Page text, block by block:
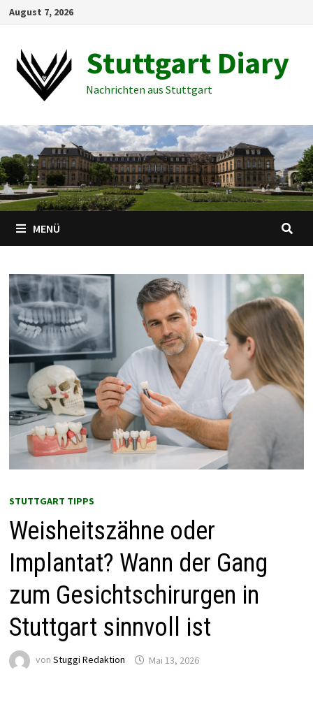
Zum
springen
August 7, 2026
Stuttgart Diary
Nachrichten aus Stuttgart
MENÜ
STUTTGART TIPPS
Weisheitszähne oder
Implantat? Wann der Gang
zum Gesichtschirurgen in
Stuttgart sinnvoll ist
von Stuggi Redaktion Mai 13, 2026